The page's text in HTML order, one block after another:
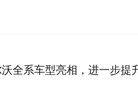
全系车型亮相，进一步提